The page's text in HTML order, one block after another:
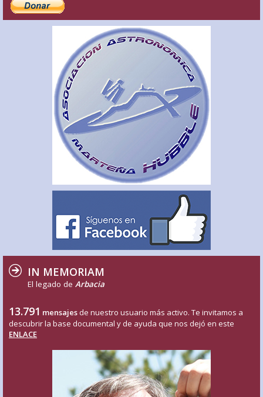
IN MEMORIAM
El legado de Arbacia
13.791 mensajes de nuestro usuario más activo. Te invitamos a
descubrir la base documental y de ayuda que nos dejó en este
ENLACE